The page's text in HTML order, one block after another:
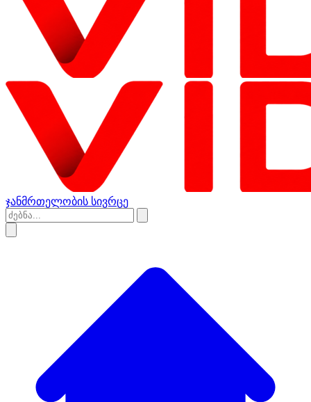
ჯანმრთელობის სივრცე